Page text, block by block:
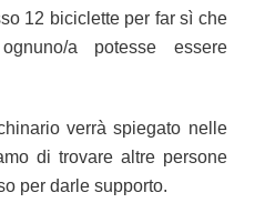
12 biciclette per far sì che
a potesse essere
verrà spiegato nelle
di trovare altre persone
per darle supporto.